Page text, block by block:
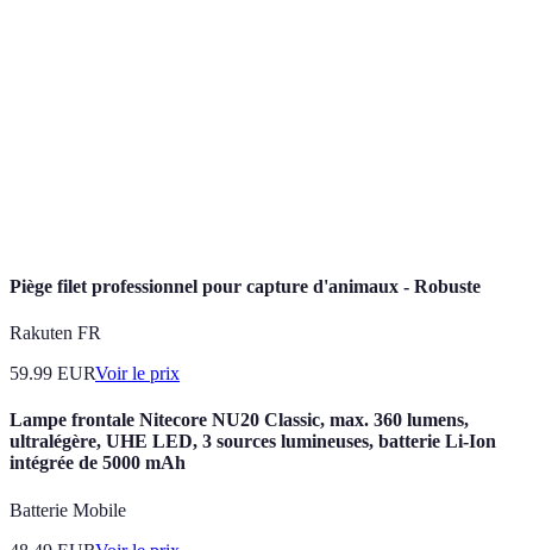
Piège filet professionnel pour capture d'animaux - Robuste
Rakuten FR
59.99 EURVoir le prix
Lampe frontale Nitecore NU20 Classic, max. 360 lumens,
ultralégère, UHE LED, 3 sources lumineuses, batterie Li-Ion
intégrée de 5000 mAh
Batterie Mobile